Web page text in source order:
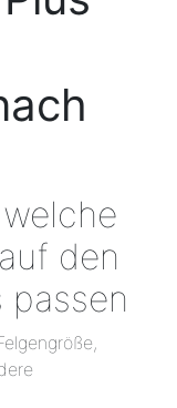
den
passen